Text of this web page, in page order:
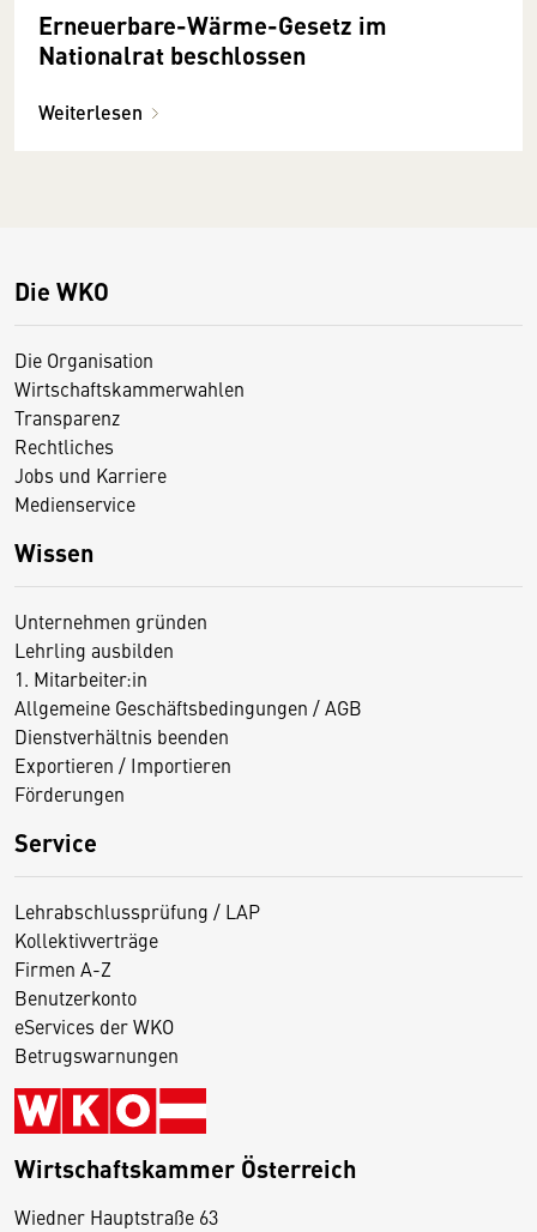
Erneuerbare-Wärme-Gesetz im
Nationalrat beschlossen
Weiterlesen
Die WKO
Die Organisation
Wirtschaftskammerwahlen
Transparenz
Rechtliches
Jobs und Karriere
Medienservice
Wissen
Unternehmen gründen
Lehrling ausbilden
1. Mitarbeiter:in
Allgemeine Geschäftsbedingungen / AGB
Dienstverhältnis beenden
Exportieren / Importieren
Förderungen
Service
Lehrabschlussprüfung / LAP
Kollektivverträge
Firmen A-Z
Benutzerkonto
eServices der WKO
Betrugswarnungen
Wirtschaftskammer Österreich
Wiedner Hauptstraße 63
D